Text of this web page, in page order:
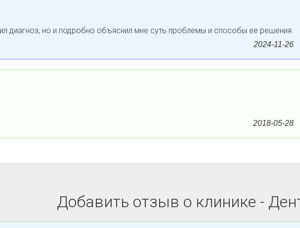
диагноз, но и подробно объяснил мне суть проблемы и способы ее решения.
2024-11-26
2018-05-28
Добавить отзыв о клинике -